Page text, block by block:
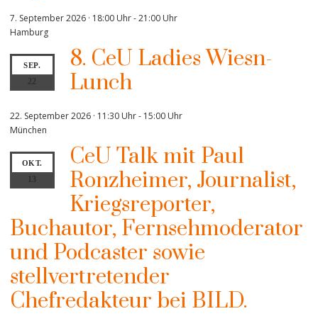
7. September 2026 · 18:00 Uhr-21:00 Uhr
Hamburg
SEP.
22
8. CeU Ladies Wiesn-
Lunch
22. September 2026 · 11:30 Uhr- 15:00 Uhr
München
OKT.
CeU Talk mit Paul
Ronzheimer, Journalist,
Kriegsreporter,
Buchautor, Fernsehmoderator
und Podcaster sowie
stellvertretender
Chefredakteur bei BILD.